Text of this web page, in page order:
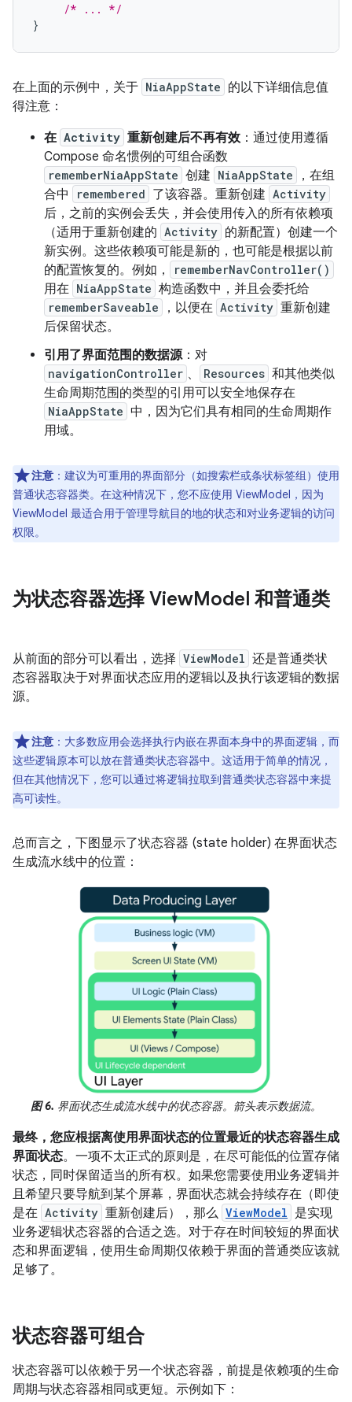
/* ... */
}
在上面的示例中，关于 NiaAppState 的以下详细信息值
得注意：
在 Activity 重新创建后不再有效：通过使用遵循
Compose 命名惯例的可组合函数
rememberNiaAppState 创建 NiaAppState
，在组
合中
remembered 了该容器。重新创建 Activity
后，之前的实例会丢失，并会使用传入的所有依赖项
（适用于重新创建的 Activity 的新配置）创建一个
新实例。这些依赖项可能是新的，也可能是根据以前
的配置恢复的。例如，
rememberNavController()
用在 NiaAppState 构造函数中，并且会委托给
rememberSaveable ，以便在 Activity 重新创建
后保留状态。
引用了界面范围的数据源：对
navigationController 、 Resources 和其他类似
生命周期范围的类型的引用可以安全地保存在
NiaAppState 中，因为它们具有相同的生命周期作
用域。
注意 ：建议为可重用的界面部分（如搜索栏或条状标签组）使用
普通状态容器类。在这种情况下，您不应使用 ViewModel，因为
ViewModel 最适合用于管理导航目的地的状态和对业务逻辑的访问
权限。
为状态容器选择 ViewModel 和普通类
从前面的部分可以看出，选择 ViewModel 还是普通类状
态容器取决于对界面状态应用的逻辑以及执行该逻辑的数据
源。
注意 ：大多数应用会选择执行内嵌在界面本身中的界面逻辑，而
这些逻辑原本可以放在普通类状态容器中。这适用于简单的情况，
但在其他情况下，您可以通过将逻辑拉取到普通类状态容器中来提
高可读性。
总而言之，下图显示了状态容器 (state holder) 在界面状态
生成流水线中的位置：
图 6. 界面状态生成流水线中的状态容器。箭头表示数据流。
最终，您应根据离使用界面状态的位置最近的状态容器生成
界面状态。一项不太正式的原则是，在尽可能低的位置存储
状态，同时保留适当的所有权。如果您需要使用业务逻辑并
且希望只要导航到某个屏幕，界面状态就会持续存在（即使
是在 Activity 重新创建后），那么 ViewModel 是实现
业务逻辑状态容器的合适之选。对于存在时间较短的界面状
态和界面逻辑，使用生命周期仅依赖于界面的普通类应该就
足够了。
状态容器可组合
状态容器可以依赖于另一个状态容器，前提是依赖项的生命
周期与状态容器相同或更短。示例如下：